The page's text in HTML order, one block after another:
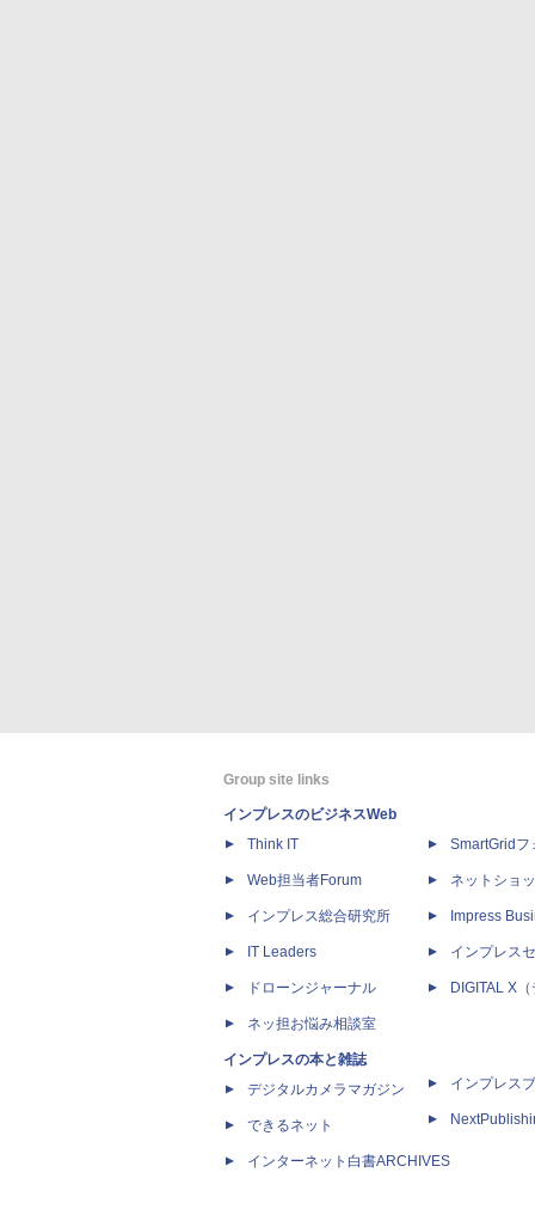
Group site links
インプレスのビジネスWeb
Think IT
Web担当者Forum
インプレス総合研究所
IT Leaders
ドローンジャーナル
ネッ担お悩み相談室
インプレスの本と雑誌
デジタルカメラマガジン
できるネット
インターネット白書ARCHIVES
SmartGridフ
ネットショ
Impress
インプレス
DIGITAL X
インプレス